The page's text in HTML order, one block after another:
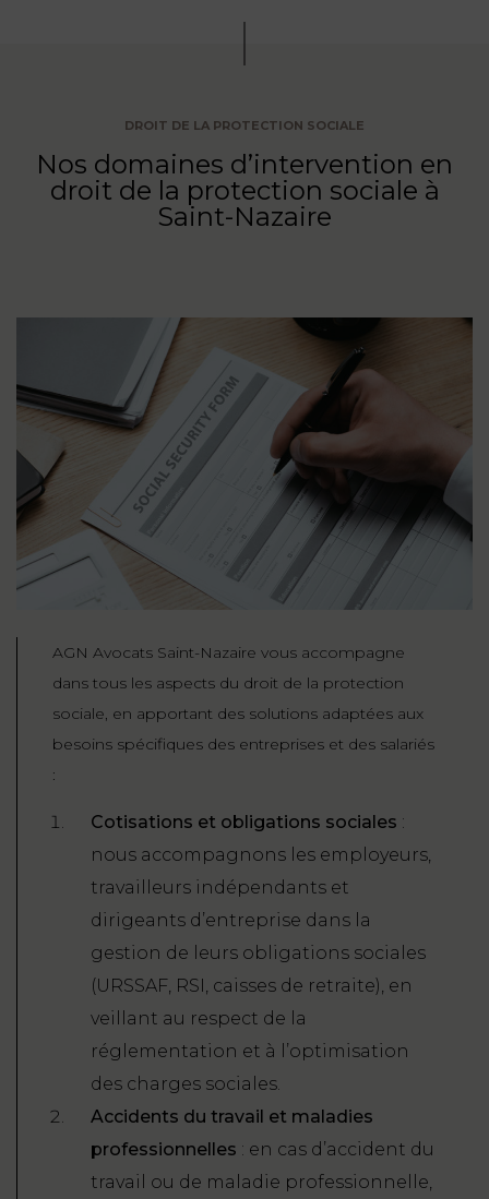
DROIT DE LA PROTECTION SOCIALE
Nos domaines d’intervention en
droit de la protection sociale à
Saint-Nazaire
AGN Avocats Saint-Nazaire vous accompagne
dans tous les aspects du droit de la protection
sociale, en apportant des solutions adaptées aux
besoins spécifiques des entreprises et des salariés
:
Cotisations et obligations sociales :
nous accompagnons les employeurs,
travailleurs indépendants et
dirigeants d’entreprise dans la
gestion de leurs obligations sociales
(URSSAF, RSI, caisses de retraite), en
veillant au respect de la
réglementation et à l’optimisation
des charges sociales.
Accidents du travail et maladies
professionnelles : en cas d’accident du
travail ou de maladie professionnelle,